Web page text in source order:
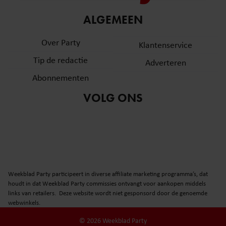
partners voor social media, adverteren en analyse. Deze
informatie die u aan ze heeft verstrekt of die ze hebben
verzameld op basis van uw gebruik van hun services. U
gebruiken.
ALGEMEEN
Over Party
Tip de redactie
Abonnementen
Klantenservice
Adverteren
VOLG ONS
Weekblad Party participeert in diverse affiliate marketing programma’s, dat
houdt in dat Weekblad Party commissies ontvangt voor aankopen middels
links van retailers. Deze website wordt niet gesponsord door de genoemde
webwinkels.
© 2026 Weekblad Party